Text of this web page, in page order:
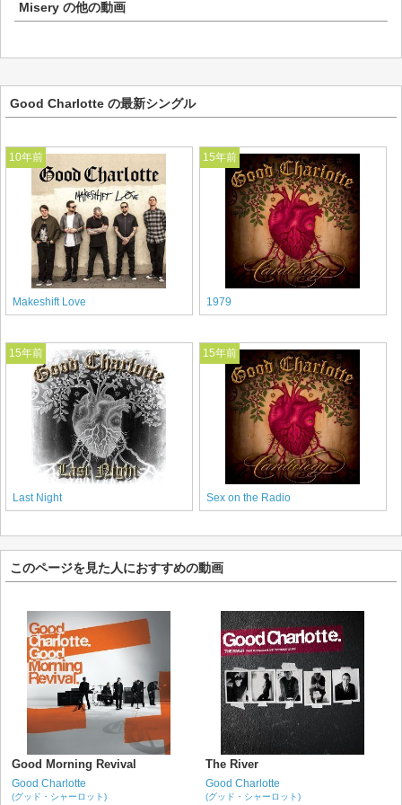
Misery の他の動画
Good Charlotte の最新シングル
10年前
Makeshift Love
15年前
1979
15年前
Last Night
15年前
Sex on the Radio
このページを見た人におすすめの動画
Good Morning Revival
Good Charlotte
(グッド・シャーロット)
The River
Good Charlotte
(グッド・シャーロット)